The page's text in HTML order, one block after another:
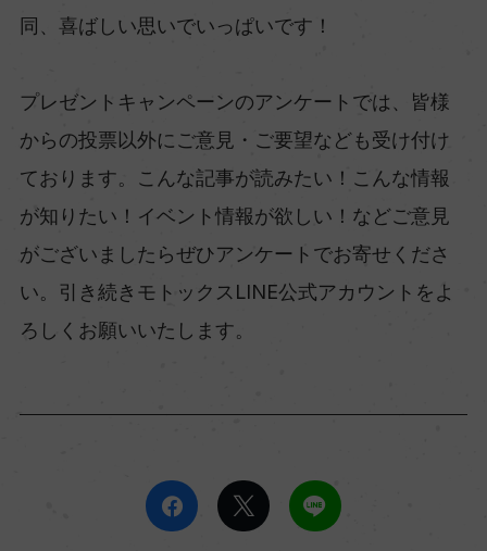
同、喜ばしい思いでいっぱいです！
プレゼントキャンペーンのアンケートでは、皆様
からの投票以外にご意見・ご要望なども受け付け
ております。こんな記事が読みたい！こんな情報
が知りたい！イベント情報が欲しい！などご意見
がございましたらぜひアンケートでお寄せくださ
い。引き続きモトックスLINE公式アカウントをよ
ろしくお願いいたします。